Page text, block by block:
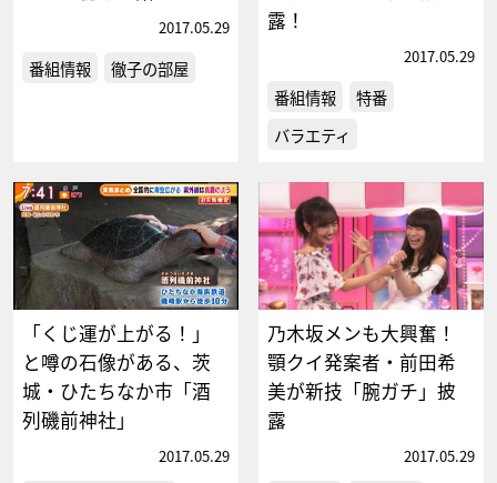
2017.05.29
番組情報 徹子の部屋
露！
2017.05.29
番組情報
特番
バラエティ
「くじ運が上がる！」
と噂の石像がある、茨
城・ひたちなか市「酒
列磯前神社」
2017.05.29
乃木坂メンも大興奮！
顎クイ発案者・前田希
美が新技「腕ガチ」披
露
2017.05.29